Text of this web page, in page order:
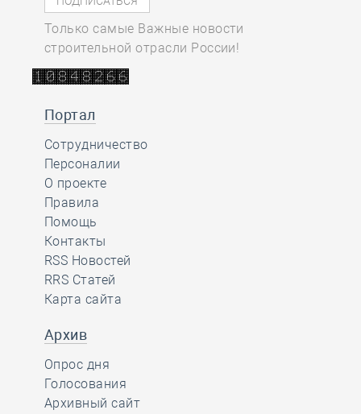
Только самые Важные новости
строительной отрасли России!
Портал
Сотрудничество
Персоналии
О проекте
Правила
Помощь
Контакты
RSS Новостей
RRS Статей
Карта сайта
Архив
Опрос дня
Голосования
Архивный сайт